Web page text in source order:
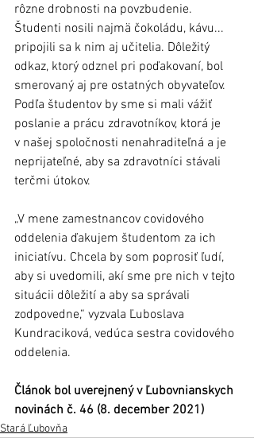
rôzne drobnosti na povzbudenie.
Študenti nosili najmä čokoládu, kávu...
pripojili sa k nim aj učitelia. Dôležitý
odkaz, ktorý odznel pri poďakovaní, bol
smerovaný aj pre ostatných obyvateľov.
Podľa študentov by sme si mali vážiť
poslanie a prácu zdravotníkov, ktorá je
v našej spoločnosti nenahraditeľná a je
neprijateľné, aby sa zdravotníci stávali
terčmi útokov.
„V mene zamestnancov covidového
oddelenia ďakujem študentom za ich
iniciatívu. Chcela by som poprosiť ľudí,
aby si uvedomili, akí sme pre nich v tejto
situácii dôležití a aby sa správali
zodpovedne,“ vyzvala Ľuboslava
Kundraciková, vedúca sestra covidového
Článok bol uverejnený v Ľubovnianskych
novinách č. 46 (8. december 2021)
Stará Ľubovňa